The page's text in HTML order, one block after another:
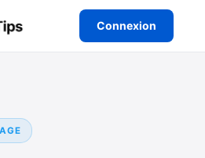
Connexion